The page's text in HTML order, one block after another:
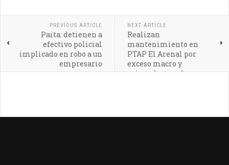
PREVIOUS ARTICLE
Paita: detienen a
efectivo policial
implicado en robo a un
empresario
NEXT ARTICLE
Realizan
mantenimiento en
PTAP El Arenal por
exceso macro y
microalgas en la